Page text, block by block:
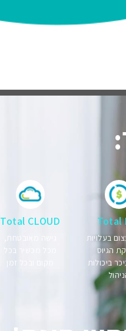
Total
בעלויות
הגיוס
ביכולות
Total CLOUD
גישה מאובטחת,
מכל מכשיר בכל
מקום ובכל זמן